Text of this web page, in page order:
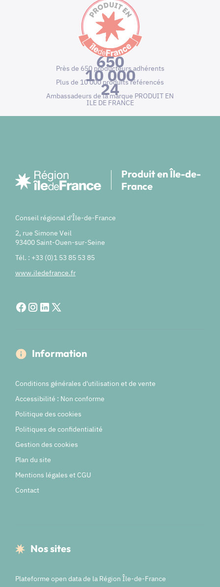
650
Près de 650 producteurs adhérents
10 000
Plus de 10 000 produits référencés
24
Ambassadeurs de la marque PRODUIT EN
ILE DE FRANCE
Produit en Île-de-
France
Conseil régional d'Île-de-France
2, rue Simone Veil
93400 Saint-Ouen-sur-Seine
Tél. : +33 (0)1 53 85 53 85
www.iledefrance.fr
Information
Conditions générales d'utilisation et de vente
Accessibilité : Non conforme
Politique des cookies
Politiques de confidentialité
Gestion des cookies
Plan du site
Mentions légales et CGU
Contact
Nos sites
Plateforme open data de la Région Île-de-France